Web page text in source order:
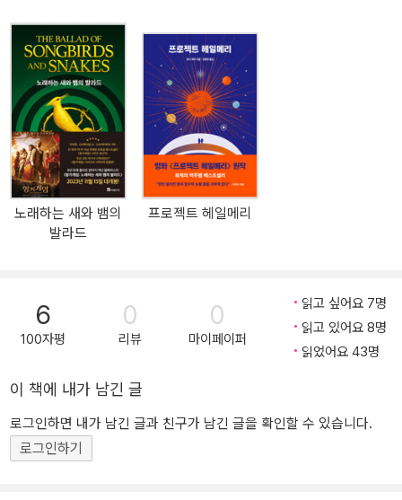
뒤이은 2권 『캣칭 파이어』는 용기와 기지로 살아남은 한 소녀가 어떻
게 혁명의 불씨가 되어 체제를 뒤흔들게 되는지를 보다 커진 스케일
과 완숙한 필치로 그려냈다. 주인공 캣니스는 영웅이면서 동시에 캐
피톨 최대의 적이 되어 버린다. 그런 한편 또다시 헝거 게임 시즌이 찾
아오는데, 이 해는 25년마다 돌아오는 ‘특집’ 게임이 열리는 해다. 각
종 잔인한 방법으로 숨통을 조여오던 캐피톨의 비열한 술수는 결국 7
5주년 헝거 게임에서 절정에 달한다.
그리고 마침내 찾아온 대망의 마지막 편 『모킹제이』에서 혁명군은 마
침내 캐피톨과 최후의 결전을 벌이게 된다. 캣니스는 혁명의 상징이
온 다른 주인공들의 운명 또한 한 치 앞을 내다볼 수 없다.
재미와 의미 둘 중 어느 하나도 놓치지 않았다는 점이야말로 이 시리
해졌다! 1, 2권에서 눈물지은 독자들은 3권에서 더 많이 울고 웃게 될
것이다. 완간을 기념해 시리즈 세 권을 총망라한 헝거 게임 세트는 ‘진
짜 소설’을 손꼽아 기다려 온 독자들에게 최고의 선물이 될 것이다.
노래하는 새와 뱀의
발라드
프로젝트 헤일메리
6
100자평
0
리뷰
0
마이페이퍼
읽고 싶어요 7명
읽고 있어요 8명
읽었어요 43명
이 책에 내가 남긴 글
로그인하면 내가 남긴 글과 친구가 남긴 글을 확인할 수 있습니다.
로그인하기